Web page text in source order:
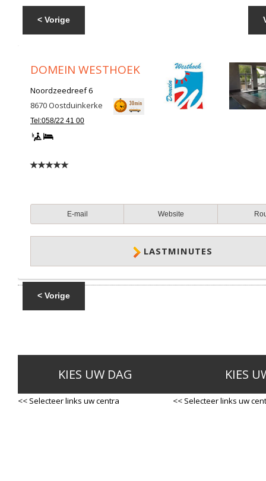
< Vorige
DOMEIN WESTHOEK
Noordzeedreef 6
8670Oostduinkerke
Tel:058/22 41 00
E-mail Website
LASTMINUTES
< Vorige
KIES UW DAG
<< Selecteer links uw centra
KIES
<< Selecteer links uw